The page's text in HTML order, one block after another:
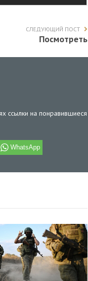
СЛЕДУЮЩИЙ ПОСТ
Посмотреть
ссылки на понравившиеся
WhatsApp